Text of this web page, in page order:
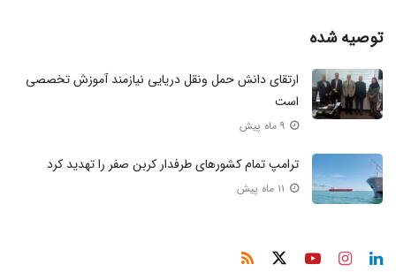
توصیه شده
ارتقای دانش حمل‌ ونقل دریایی نیازمند آموزش تخصصی
است
ترامپ تمام کشور‌های طرفدار کربن صفر را تهدید کرد